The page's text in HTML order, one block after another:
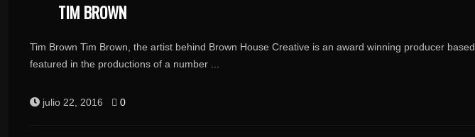
TIM BROWN
Tim Brown Tim Brown, the artist behind Brown House Creative is an award winning producer
featured in the productions of a number ...
julio 22, 2016 0